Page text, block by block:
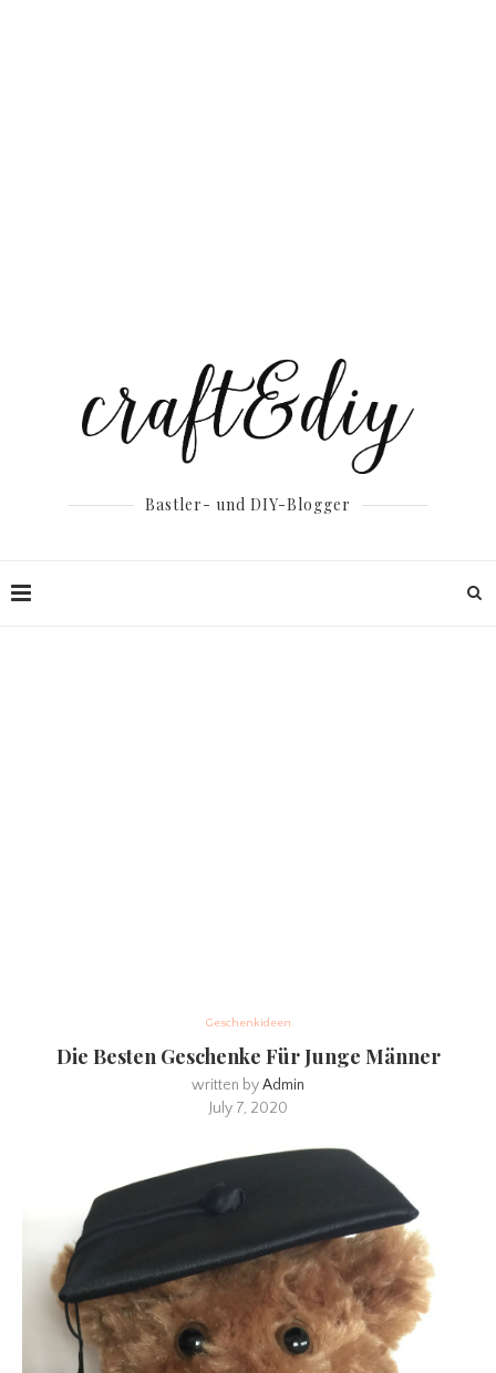
Bastler- und DIY-Blogger
Geschenkideen
Die Besten Geschenke Für Junge Männer
written byAdmin
July 7, 2020